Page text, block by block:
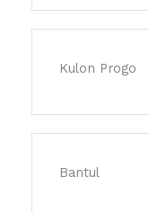
Kulon Progo
Bantul